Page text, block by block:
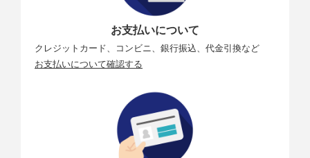
お支払いについて
クレジットカード、コンビニ、銀行振込、代金引換など
お支払いについて確認する